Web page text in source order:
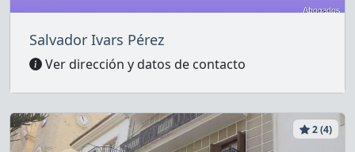
Salvador Ivars Pérez
Ver dirección y datos de contacto
2 (4)